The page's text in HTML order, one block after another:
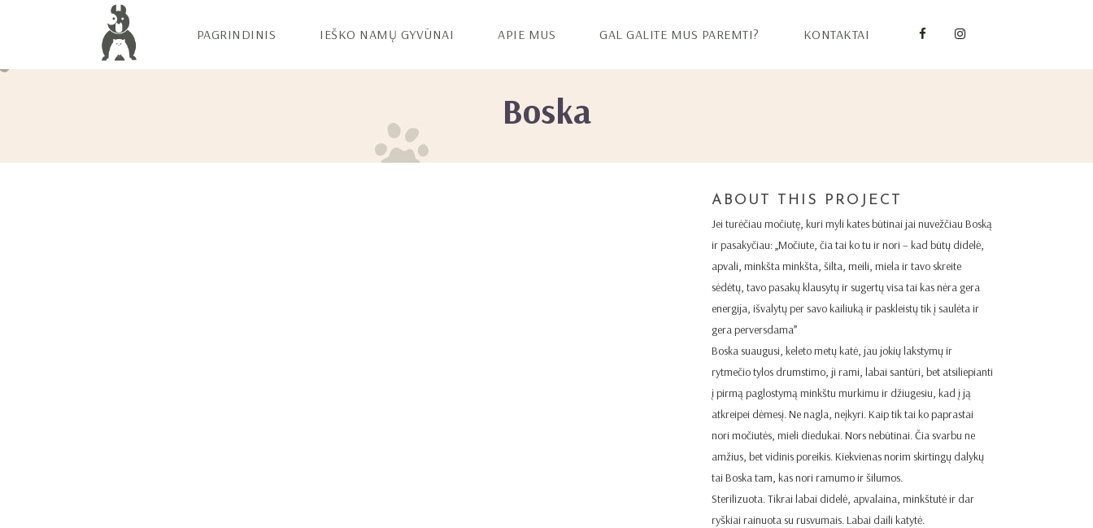
PAGRINDINIS IEŠKO NAMŲ GYVŪNAI APIE MUS GAL GALITE MUS PAREMTI? KONTAKTAI
Boska
ABOUT THIS PROJECT
Jei turėčiau močiutę, kuri myli kates būtinai jai nuvežčiau Boską
ir pasakyčiau: „Močiute, čia tai ko tu ir nori – kad būtų didelė,
apvali, minkšta minkšta, šilta, meili, miela ir tavo skreite
sėdėtų, tavo pasakų klausytų ir sugertų visa tai kas nėra gera
energija, išvalytų per savo kailiuką ir paskleistų tik į saulėta ir
gera perversdama”
Boska suaugusi, keleto metų katė, jau jokių lakstymų ir
rytmečio tylos drumstimo, ji rami, labai santūri, bet atsiliepianti
į pirmą paglostymą minkštu murkimu ir džiugesiu, kad į ją
atkreipei dėmesį. Ne nagla, neįkyri. Kaip tik tai ko paprastai
nori močiutės, mieli diedukai. Nors nebūtinai. Čia svarbu ne
amžius, bet vidinis poreikis. Kiekvienas norim skirtingų dalykų
tai Boska tam, kas nori ramumo ir šilumos.
Sterilizuota. Tikrai labai didelė, apvalaina, minkštutė ir dar
ryškiai rainuota su rusvumais. Labai daili katytė.